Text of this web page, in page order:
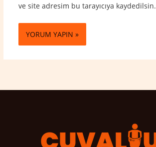
ve site adresim bu tarayıcıya kaydedilsin.